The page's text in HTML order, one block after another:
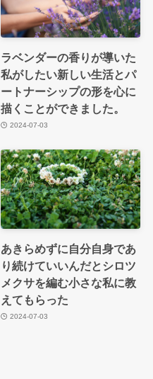
ラベンダーの香りが導いた
私がしたい新しい生活とパ
ートナーシップの形を心に
描くことができました。
2024-07-03
あきらめずに自分自身であ
り続けていいんだとシロツ
メクサを編む小さな私に教
えてもらった
2024-07-03